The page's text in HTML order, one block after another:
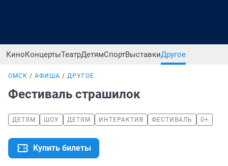
КиноКонцертыТеатрДетямСпортВыставкиДругое
ОМСК АФИША ДРУГОЕ
Фестиваль страшилок
ДЕТЯМ ШОУ ДЕТЯМ ИНТЕРАКТИВ ФЕСТИВАЛЬ 0+
Купить билеты